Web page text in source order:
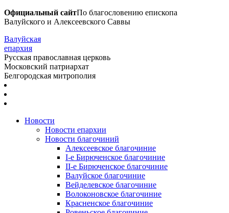
Официальный сайтПо благословению епископа
Валуйского и Алексеевского Саввы
Валуйская
епархия
Русская православная церковь
Московский патриархат
Белгородская митрополия
Новости
Новости епархии
Новости благочиний
Алексеевское благочиние
I-е Бирюченское благочиние
II-е Бирюченское благочиние
Валуйское благочиние
Вейделевское благочиние
Волоконовское благочиние
Красненское благочиние